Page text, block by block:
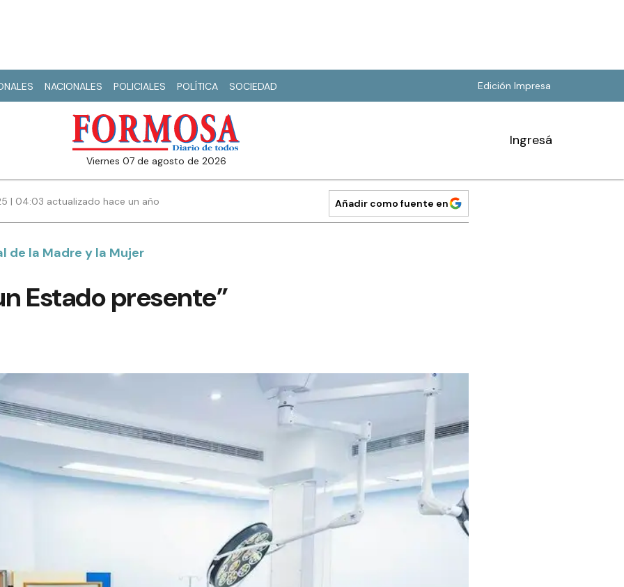
NACIONALES POLICIALES POLÍTICA SOCIEDAD Edición Impresa
viernes 07 de agosto de 2026
Ingresá
| 04:03 actualizado hace un año Añadir como fuente en
de la Madre y la Mujer
Estado presente”